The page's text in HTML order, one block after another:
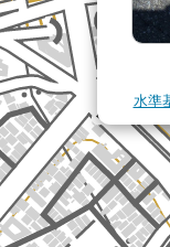
水準